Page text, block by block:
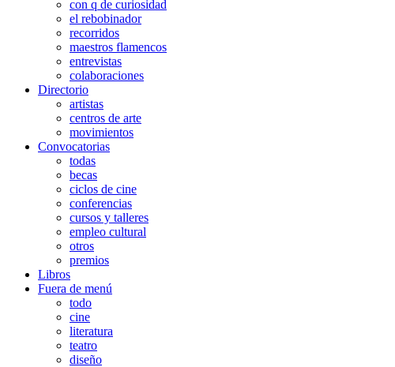
con q de curiosidad
el rebobinador
recorridos
maestros flamencos
entrevistas
colaboraciones
Directorio
artistas
centros de arte
movimientos
Convocatorias
todas
becas
ciclos de cine
conferencias
cursos y talleres
empleo cultural
otros
premios
Libros
Fuera de menú
todo
cine
literatura
teatro
diseño